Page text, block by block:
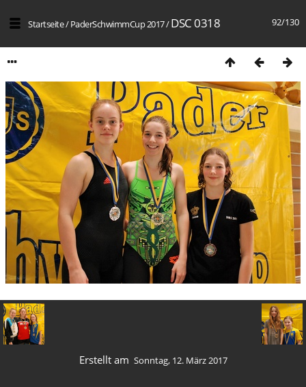
92/130
Startseite/PaderSchwimmCup 2017/DSC 0318
Erstellt am Sonntag, 12. März 2017